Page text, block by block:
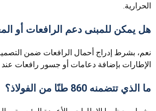
الحرارية.
هل يمكن للمبنى دعم الرافعات أو
نعم، بشرط إدراج أحمال الرافعات ضمن
الإطارات بإضافة دعامات أو جسور رافعات عند
ما الذي تتضمنه 860 طنًا من الفولاذ؟